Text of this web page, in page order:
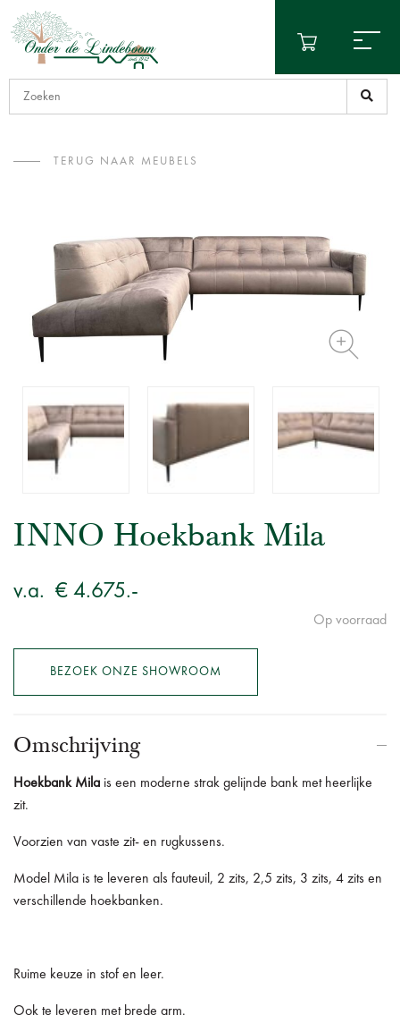
TERUG NAAR MEUBELS
INNO Hoekbank Mila
v.a. € 4.675.-
Op voorraad
BEZOEK ONZE SHOWROOM
Omschrijving
Hoekbank Mila is een moderne strak gelijnde bank met heerlijke
zit.
Voorzien van vaste zit- en rugkussens.
Model Mila is te leveren als fauteuil, 2 zits, 2,5 zits, 3 zits, 4 zits en
verschillende hoekbanken.
Ruime keuze in stof en leer.
Ook te leveren met brede arm.